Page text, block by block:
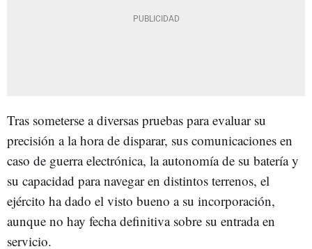
Tras someterse a diversas pruebas para evaluar su
precisión a la hora de disparar, sus comunicaciones en
caso de guerra electrónica, la autonomía de su batería y
su capacidad para navegar en distintos terrenos, el
ejército ha dado el visto bueno a su incorporación,
aunque no hay fecha definitiva sobre su entrada en
servicio.